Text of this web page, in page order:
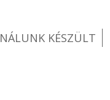
NÁLUNK KÉSZÜLT